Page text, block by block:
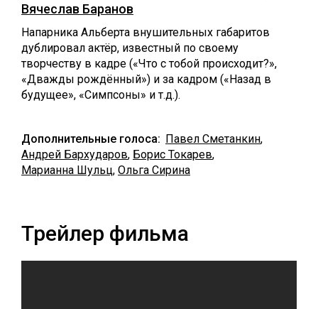
Вячеслав Баранов
Напарника Альберта внушительных габаритов
дублировал актёр, известный по своему
творчеству в кадре («Что с тобой происходит?»,
«Дважды рождённый») и за кадром («Назад в
будущее», «Симпсоны» и т.д.).
Дополнительные голоса: Павел Сметанкин,
Андрей Бархударов, Борис Токарев,
Марианна Шульц, Ольга Сирина
Трейлер фильма